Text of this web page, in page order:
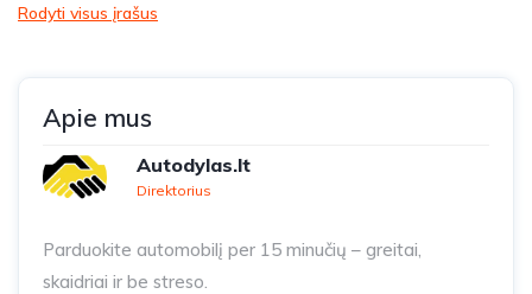
Rodyti visus įrašus
Apie mus
Autodylas.lt
Direktorius
Parduokite automobilį per 15 minučių – greitai,
skaidriai ir be streso.